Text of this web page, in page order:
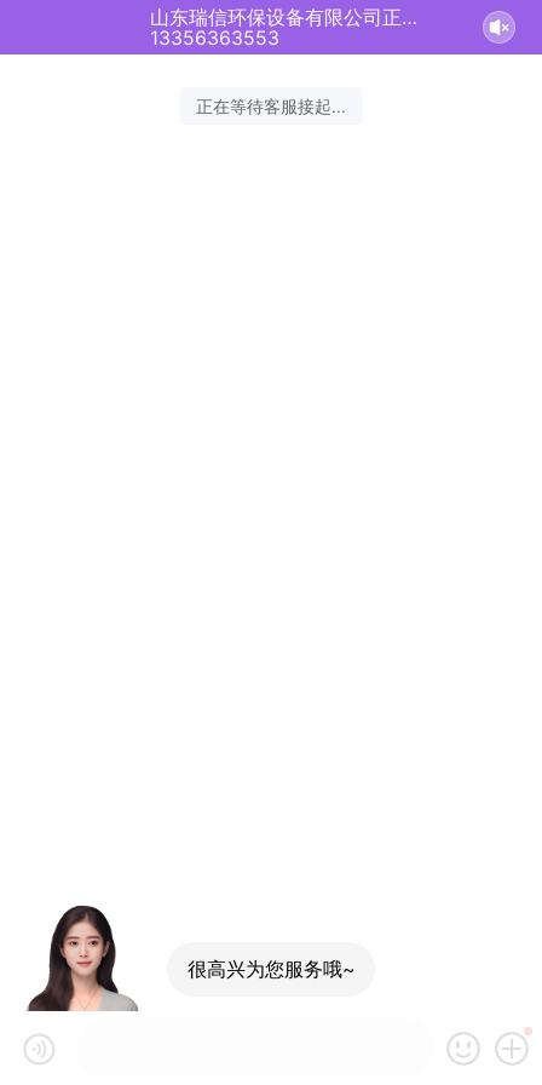
山东瑞信环保设备有限公司正在为您服务
13356363553
正在等待客服接起...
很高兴为您服务哦~